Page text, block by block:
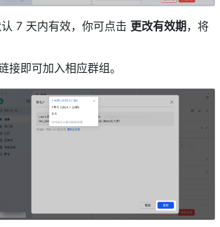
7 天内有效，你可点击 更改有效期，将
接即可加入相应群组。